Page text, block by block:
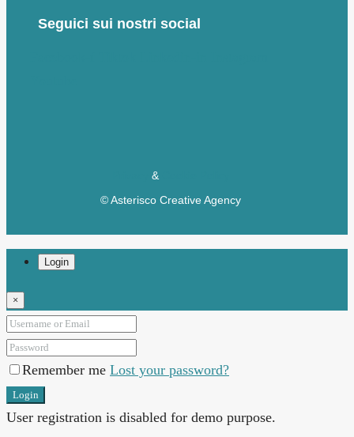
Seguici sui nostri social
&
© Asterisco Creative Agency
Login
×
Remember me Lost your password?
Login
User registration is disabled for demo purpose.